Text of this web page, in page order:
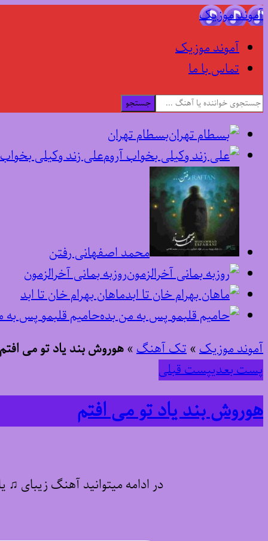
آموند موزیک
آموند موزیک
تماس با ما
جستجو
بسطام تهران
علی زند وکیلی
محمد اصفهانی رفتن
روزبه بمانی آخرالزمون
ماهان بهرام خان تا ابد
حامیم قلبمو پس به
آموند موزیک»تک آهنگ»هوروش بند یاد تو می افتم
پست بعدیپست قبلی
هوروش بند یاد تو می افتم
در ادامه میتوانید آهنگ زیبای ♫